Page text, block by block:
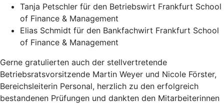
Tanja Petschler für den Betriebswirt Frankfurt School
of Finance & Management
Elias Schmidt für den Bankfachwirt Frankfurt School
of Finance & Management
Gerne gratulierten auch der stellvertretende
Betriebsratsvorsitzende Martin Weyer und Nicole Förster,
Bereichsleiterin Personal, herzlich zu den erfolgreich
bestandenen Prüfungen und dankten den Mitarbeiterinnen